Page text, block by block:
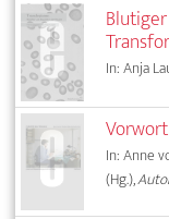
In: Anja
Vorwort
In: Anne
(Hg.),